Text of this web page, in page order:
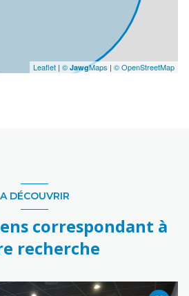
Leaflet | © JawgMaps | © OpenStreetMap
A DÉCOUVRIR
correspondant à
recherche